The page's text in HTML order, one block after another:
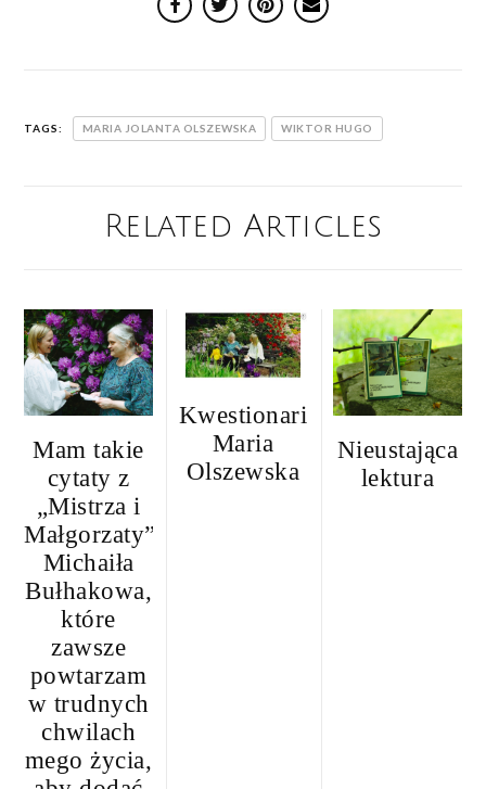
TAGS: MARIA JOLANTA OLSZEWSKA WIKTOR HUGO
Related Articles
Mam takie
cytaty z
„Mistrza i
Małgorzaty”
Michaiła
Bułhakowa,
które
zawsze
powtarzam
w trudnych
chwilach
mego życia,
Kwestionariusz:
Maria
Olszewska
Nieustająca
lektura